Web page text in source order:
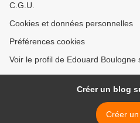
C.G.U.
Cookies et données personnelles
Préférences cookies
Voir le profil de Edouard Boulogne
Créer un blog
Créer